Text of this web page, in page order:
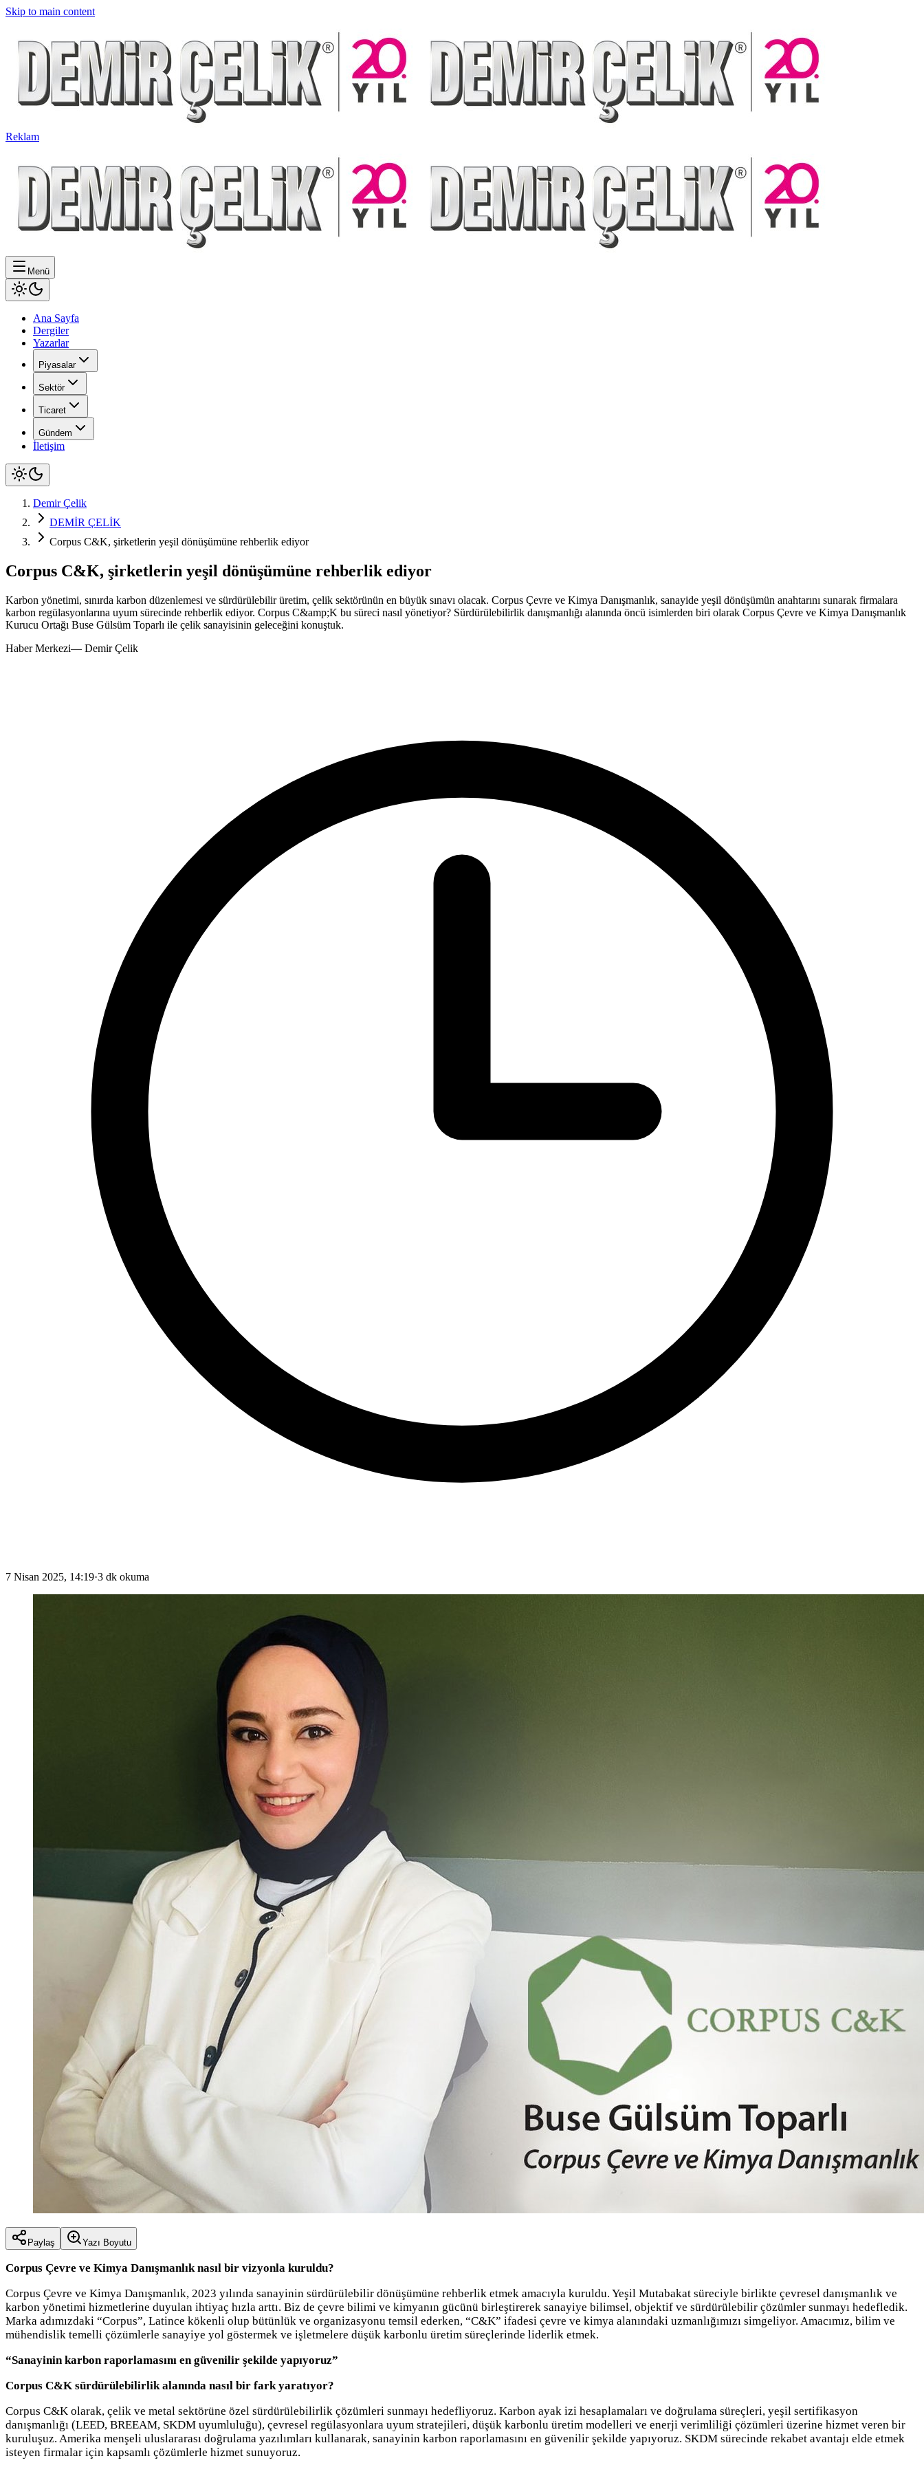
Skip to main content
Reklam
Menü
Ana Sayfa
Dergiler
Yazarlar
Piyasalar
Sektör
Ticaret
Gündem
İletişim
Demir Çelik
DEMİR ÇELİK
Corpus C&K, şirketlerin yeşil dönüşümüne rehberlik ediyor
Corpus C&K, şirketlerin yeşil dönüşümüne rehberlik ediyor
Karbon yönetimi, sınırda karbon düzenlemesi ve sürdürülebilir üretim, çelik sektörünün en büyük sınavı olacak. Corpus Çevre ve Kimya Danışmanlık, sanayide yeşil dönüşümün anahtarını sunarak firmalara
karbon regülasyonlarına uyum sürecinde rehberlik ediyor. Corpus C&amp;K bu süreci nasıl yönetiyor? Sürdürülebilirlik danışmanlığı alanında öncü isimlerden biri olarak Corpus Çevre ve Kimya Danışmanlık
Kurucu Ortağı Buse Gülsüm Toparlı ile çelik sanayisinin geleceğini konuştuk.
Haber Merkezi— Demir Çelik
7 Nisan 2025, 14:19·3 dk okuma
Paylaş Yazı Boyutu
Corpus Çevre ve Kimya Danışmanlık nasıl bir vizyonla kuruldu?
Corpus Çevre ve Kimya Danışmanlık, 2023 yılında sanayinin sürdürülebilir dönüşümüne rehberlik etmek amacıyla kuruldu. Yeşil Mutabakat süreciyle birlikte çevresel danışmanlık ve
karbon yönetimi hizmetlerine duyulan ihtiyaç hızla arttı. Biz de çevre bilimi ve kimyanın gücünü birleştirerek sanayiye bilimsel, objektif ve sürdürülebilir çözümler sunmayı hedefledik.
Marka adımızdaki “Corpus”, Latince kökenli olup bütünlük ve organizasyonu temsil ederken, “C&K” ifadesi çevre ve kimya alanındaki uzmanlığımızı simgeliyor. Amacımız, bilim ve
mühendislik temelli çözümlerle sanayiye yol göstermek ve işletmelere düşük karbonlu üretim süreçlerinde liderlik etmek.
“Sanayinin karbon raporlamasını en güvenilir şekilde yapıyoruz”
Corpus C&K sürdürülebilirlik alanında nasıl bir fark yaratıyor?
Corpus C&K olarak, çelik ve metal sektörüne özel sürdürülebilirlik çözümleri sunmayı hedefliyoruz. Karbon ayak izi hesaplamaları ve doğrulama süreçleri, yeşil sertifikasyon
danışmanlığı (LEED, BREEAM, SKDM uyumluluğu), çevresel regülasyonlara uyum stratejileri, düşük karbonlu üretim modelleri ve enerji verimliliği çözümleri üzerine hizmet veren bir
kuruluşuz. Amerika menşeli uluslararası doğrulama yazılımları kullanarak, sanayinin karbon raporlamasını en güvenilir şekilde yapıyoruz. SKDM sürecinde rekabet avantajı elde etmek
isteyen firmalar için kapsamlı çözümlerle hizmet sunuyoruz.